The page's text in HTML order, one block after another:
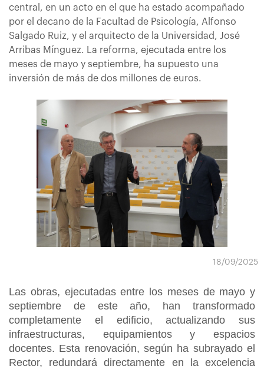
central, en un acto en el que ha estado acompañado
por el decano de la Facultad de Psicología, Alfonso
Salgado Ruiz, y el arquitecto de la Universidad, José
Arribas Mínguez. La reforma, ejecutada entre los
meses de mayo y septiembre, ha supuesto una
inversión de más de dos millones de euros.
18/09/2025
Las obras, ejecutadas entre los meses de mayo y
septiembre de este año, han transformado
completamente el edificio, actualizando sus
infraestructuras, equipamientos y espacios
docentes. Esta renovación, según ha subrayado el
Rector, redundará directamente en la excelencia